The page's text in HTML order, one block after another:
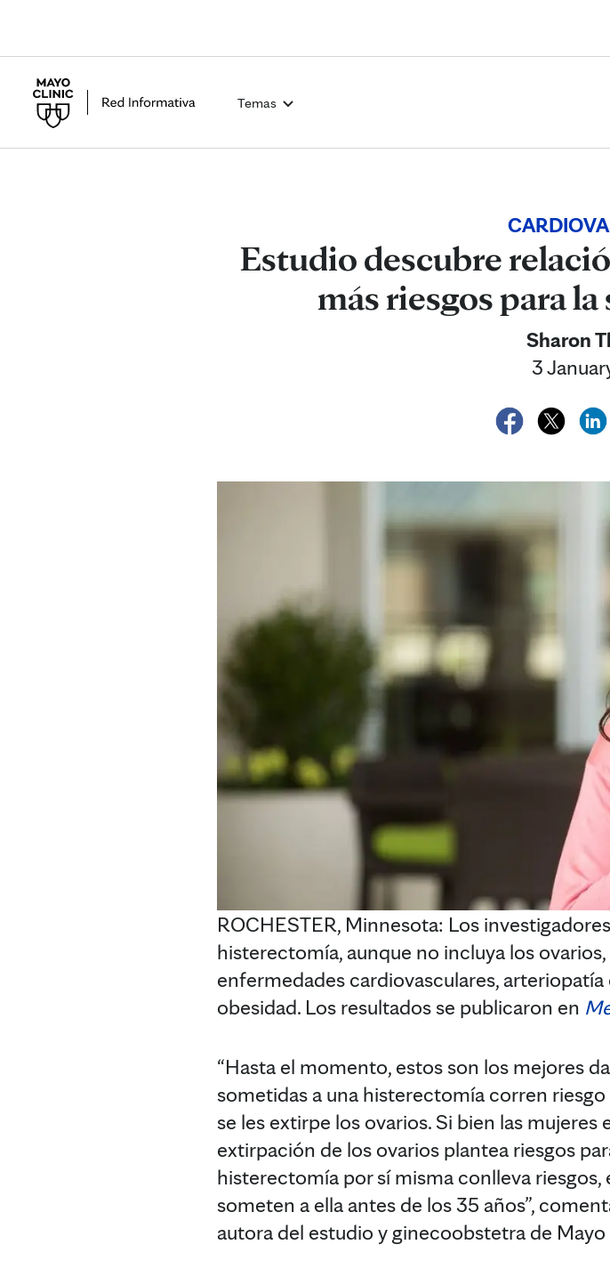
Temas
Estudio descubre
más riesgos para
Sharon
3
ROCHESTER, Minnesota: Los
histerectomía, aunque no incluya los
enfermedades cardiovasculares,
obesidad. Los resultados se publicaron en
“Hasta el momento, estos son los mejores
sometidas a una histerectomía corren
se les extirpe los ovarios. Si bien las
extirpación de los ovarios plantea riesgos
histerectomía por sí misma conlleva
someten a ella antes de los 35 años”,
autora del estudio y ginecoobstetra de